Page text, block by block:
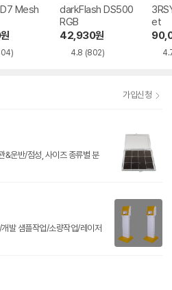
Mesh
원
darkFlash DS500
RGB
42,930원
4.8 (802)
et
가입신청
운반/점성, 사이즈 종류별 분
발 샘플작업/소량작업/레이저